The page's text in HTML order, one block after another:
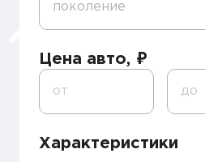
поколение
Цена авто, ₽
от до
Характеристики